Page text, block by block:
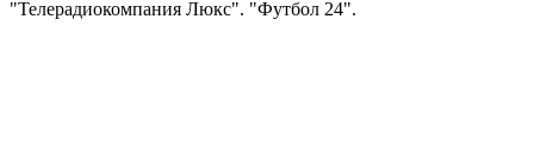
"Телерадиокомпания Люкс". "Футбол 24".